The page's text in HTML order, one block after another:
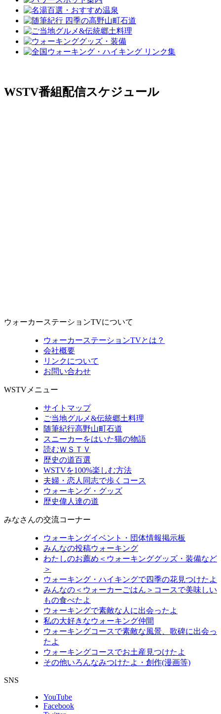
WSTV番組配信スケジュール
ウォーカーステーションTVについて
ウォーカーステーションTVとは？
会社概要
リンクについて
お問い合わせ
WSTVメニュー
サイトマップ
ご当地グルメ&伝統郷土料理
随筆紀行高野山町石道
スニーカーをはいた猫の物語
読むＷＳＴＶ
歴史の道百選
WSTVを100%楽しむ方法
夫婦・恋人同志で歩くコース
ウォーキング・グッズ
歴史偉人達の道
みなさんの交流コーナー
ウォーキングイベント・団体情報掲示板
みんなの投稿ウォーキング
わたしのお薦め＜ウォーキンググッズ・装備など
＞
ウォーキング・ハイキングで四季の花見つけたよ
みんなの＜ウォーカーごはん＞コースで美味しい
もの食べたよ
ウォーキングで素敵な人に出会ったよ
私の大好きなウォーキング仲間
ウォーキングコースで素敵な風景、歌碑に出会っ
たよ
ウォーキングコースでお土産見つけたよ
その他いろんなみつけたよ・創作(漫画等)
SNS
YouTube
Facebook